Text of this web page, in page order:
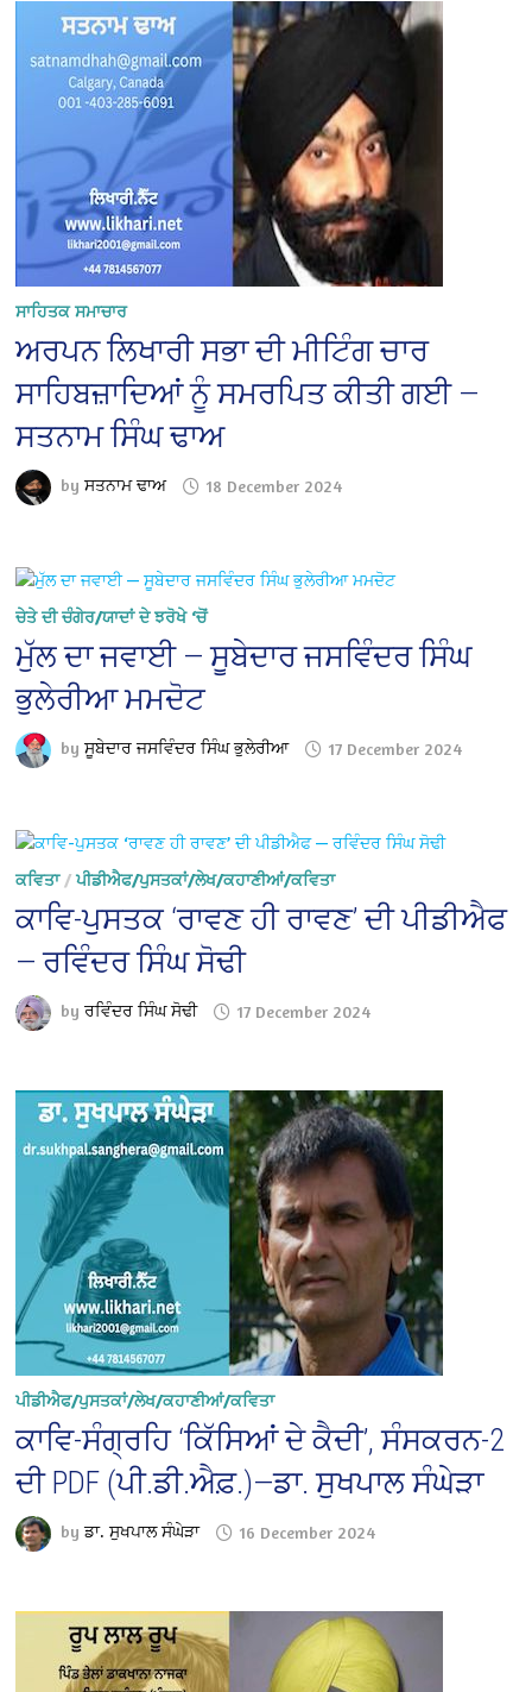
ਸਾਹਿਤਕ ਸਮਾਚਾਰ
ਅਰਪਨ ਲਿਖਾਰੀ ਸਭਾ ਦੀ ਮੀਟਿੰਗ ਚਾਰ
ਸਾਹਿਬਜ਼ਾਦਿਆਂ ਨੂੰ ਸਮਰਪਿਤ ਕੀਤੀ ਗਈ —
ਸਤਨਾਮ ਸਿੰਘ ਢਾਅ
byਸਤਨਾਮ ਢਾਅ 18 December 2024
ਚੇਤੇ ਦੀ ਚੰਗੇਰ/ਯਾਦਾਂ ਦੇ ਝਰੋਖੇ ‘ਚੋਂ
ਮੁੱਲ ਦਾ ਜਵਾਈ — ਸੂਬੇਦਾਰ ਜਸਵਿੰਦਰ ਸਿੰਘ
ਭੁਲੇਰੀਆ ਮਮਦੋਟ
byਸੂਬੇਦਾਰ ਜਸਵਿੰਦਰ ਸਿੰਘ ਭੁਲੇਰੀਆ 17 December 2024
ਕਵਿਤਾ/ਪੀਡੀਐਫ/ਪੁਸਤਕਾਂ/ਲੇਖ/ਕਹਾਣੀਆਂ/ਕਵਿਤਾ
ਕਾਵਿ-ਪੁਸਤਕ ‘ਰਾਵਣ ਹੀ ਰਾਵਣ’ ਦੀ ਪੀਡੀਐਫ
— ਰਵਿੰਦਰ ਸਿੰਘ ਸੋਢੀ
byਰਵਿੰਦਰ ਸਿੰਘ ਸੋਢੀ 17 December 2024
ਪੀਡੀਐਫ/ਪੁਸਤਕਾਂ/ਲੇਖ/ਕਹਾਣੀਆਂ/ਕਵਿਤਾ
ਕਾਵਿ-ਸੰਗ੍ਰਹਿ ‘ਕਿੱਸਿਆਂ ਦੇ ਕੈਦੀ’, ਸੰਸਕਰਨ-2
ਦੀ PDF (ਪੀ.ਡੀ.ਐਫ਼.)—ਡਾ. ਸੁਖਪਾਲ ਸੰਘੇੜਾ
byਡਾ. ਸੁਖਪਾਲ ਸੰਘੇੜਾ 16 December 2024